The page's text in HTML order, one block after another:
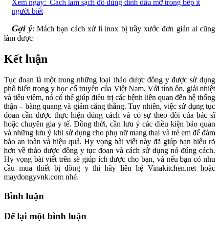
Xem ngay: Cách làm sạch đồ dùng dính dầu mỡ trong bếp ít
người biết
Gợi ý: Mách bạn cách xử lí inox bị trầy xước đơn giản ai cũng
làm được
Kết luận
Tục đoan là một trong những loại thảo dược đông y được sử dụng
phổ biến trong y học cổ truyền của Việt Nam. Với tính ôn, giải nhiệt
và tiêu viêm, nó có thể giúp điều trị các bệnh liên quan đến hệ thống
thận – bàng quang và giảm căng thẳng. Tuy nhiên, việc sử dụng tục
đoan cần được thực hiện đúng cách và có sự theo dõi của bác sĩ
hoặc chuyên gia y tế. Đồng thời, cần lưu ý các điều kiện bảo quản
và những lưu ý khi sử dụng cho phụ nữ mang thai và trẻ em để đảm
bảo an toàn và hiệu quả. Hy vọng bài viết này đã giúp bạn hiểu rõ
hơn về thảo dược đông y tục đoan và cách sử dụng nó đúng cách.
Hy vọng bài viết trên sẽ giúp ích được cho bạn, và nếu bạn có nhu
cầu mua thiết bị đông y thì hãy liên hệ Vinakitchen.net hoặc
maydongyvnk.com nhé.
Bình luận
Để lại một bình luận